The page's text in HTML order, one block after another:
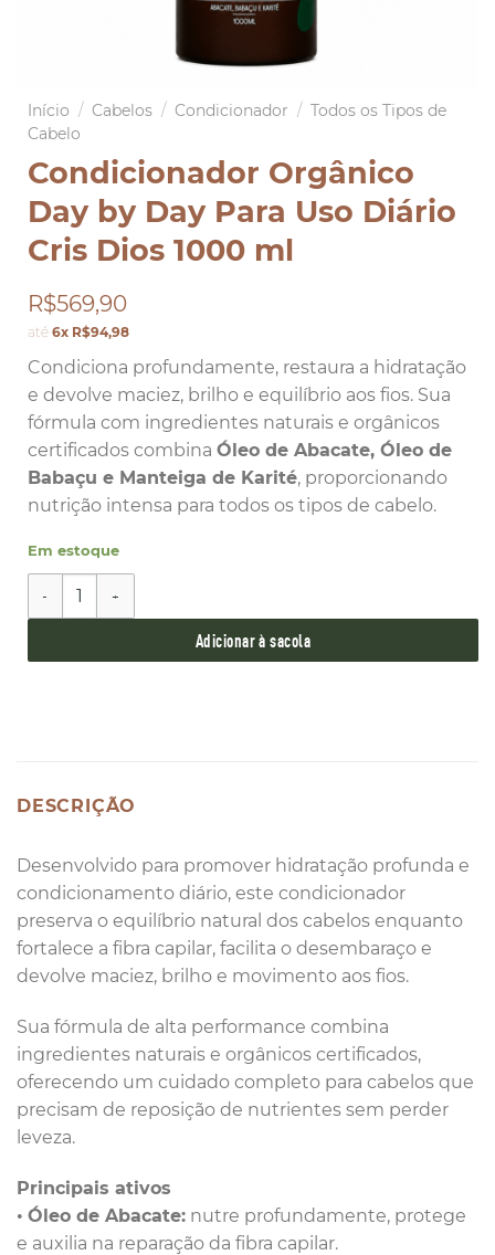
Início / Cabelos / Condicionador / Todos os Tipos de
Cabelo
Condicionador Orgânico
Day by Day Para Uso Diário
Cris Dios 1000 ml
R$569,90
até 6x R$94,98
Condiciona profundamente, restaura a hidratação
e devolve maciez, brilho e equilíbrio aos fios. Sua
fórmula com ingredientes naturais e orgânicos
certificados combina Óleo de Abacate, Óleo de
Babaçu e Manteiga de Karité, proporcionando
nutrição intensa para todos os tipos de cabelo.
Em estoque
Condicionador Orgânico Day by Day Para Uso Diário
Adicionar à sacola
DESCRIÇÃO
Desenvolvido para promover hidratação profunda e
condicionamento diário, este condicionador
preserva o equilíbrio natural dos cabelos enquanto
fortalece a fibra capilar, facilita o desembaraço e
devolve maciez, brilho e movimento aos fios.
Sua fórmula de alta performance combina
ingredientes naturais e orgânicos certificados,
oferecendo um cuidado completo para cabelos que
precisam de reposição de nutrientes sem perder
leveza.
Principais ativos
• Óleo de Abacate: nutre profundamente, protege
e auxilia na reparação da fibra capilar.